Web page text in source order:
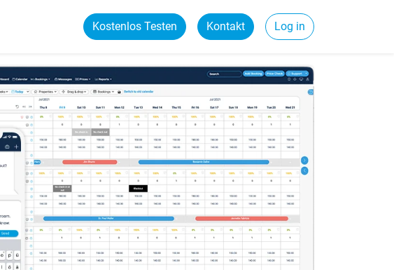
Kostenlos Testen Kontakt Log in